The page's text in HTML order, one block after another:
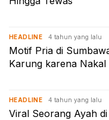
HEADLINE 4 tahun yang lalu
Motif Pria di
Karung karena Nakal
HEADLINE 4 tahun yang lalu
Viral Seorang Ayah